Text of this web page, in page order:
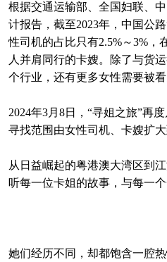
根据交通运输部、全国妇联、
计报告，截至2023年，中国公
性司机的占比只有2.5%～3%
人并肩同行的卡嫂。除了与货
个行业，还有更多女性需要被看
2024年3月8日，“寻姐之旅”再
寻找范围由女性司机、卡嫂扩
从日益崛起的粤港澳大湾区到
听每一位卡姐的故事，与每一个
她们经历不同，却都饱含一腔